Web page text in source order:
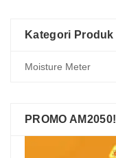
Kategori Produk
PROMO AM2050!